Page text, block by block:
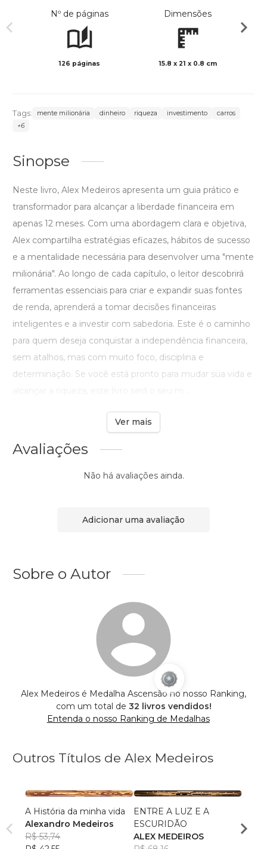
Nº de páginas
126 páginas
Dimensões
15.8 x 21 x 0.8 cm
Tags: mente milionária dinheiro riqueza investimento
carros
+6
Sinopse
Neste livro, Alex Medeiros apresenta um guia prático e
transformador para alcançar a liberdade financeira em
apenas 12 meses. Com uma abordagem clara e objetiva,
Alex compartilha estratégias eficazes, hábitos de sucesso
e a mentalidade necessária para desenvolver uma "mente
milionária". Ao longo de cada capítulo, o leitor descobrirá
ferramentas essenciais para criar e expandir suas fontes
de renda, aprenderá a tomar decisões financeiras
inteligentes e a investir com sabedoria. Este é o caminho
para quem deseja conquistar a independência financeira,
sem atalhos, mas com muito foco, disciplina e
determinação. Se você está pronto para mudar sua vida e
Ver mais
Avaliações
Não há avaliações ainda.
Adicionar uma avaliação
Sobre o Autor
Alex Medeiros é Medalha Ascensão no nosso Ranking,
com um total de 32 livros vendidos!
Entenda o nosso Ranking de Medalhas
Outros Títulos de Alex Medeiros
A História da minha vida
Alexandro Medeiros
R$ 53,74
ENTRE A LUZ E A
ESCURIDÃO
ALEX MEDEIROS
Alex